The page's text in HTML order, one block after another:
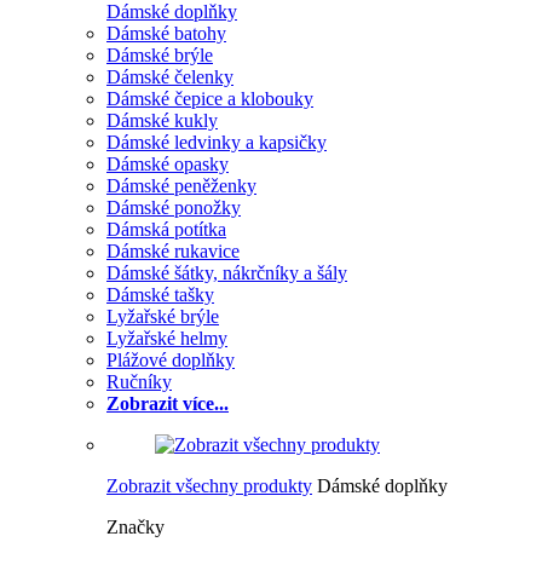
Dámské doplňky
Dámské batohy
Dámské brýle
Dámské čelenky
Dámské čepice a klobouky
Dámské kukly
Dámské ledvinky a kapsičky
Dámské opasky
Dámské peněženky
Dámské ponožky
Dámská potítka
Dámské rukavice
Dámské šátky, nákrčníky a šály
Dámské tašky
Lyžařské brýle
Lyžařské helmy
Plážové doplňky
Ručníky
Zobrazit více...
Zobrazit všechny produkty Dámské doplňky
Značky